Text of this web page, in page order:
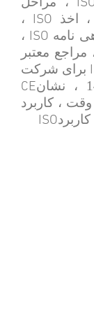
اخذ ISO ،
نامه ISO ،
معتبر
برای شرکت
CE
، کاربرد
ISO